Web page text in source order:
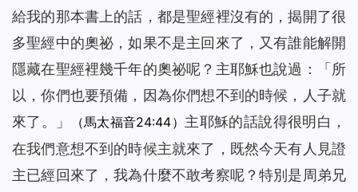
給我的那本書上的話，都是聖經裡沒有的，揭開了很
多聖經中的奧祕，如果不是主回來了，又有誰能解開
隱藏在聖經裡幾千年的奧祕呢？主耶穌也說過：「 所
以，你們也要預備，因為你們想不到的時候，人子就
來了。
」 （馬太福音24:44） 主耶穌的話說得很明白，
在我們意想不到的時候主就來了，既然今天有人見證
主已經回來了，我為什麼不敢考察呢？特別是周弟兄